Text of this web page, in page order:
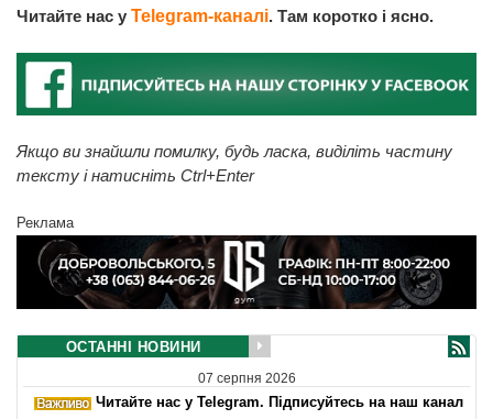
Читайте нас у Telegram-каналі. Там коротко і ясно.
Якщо ви знайшли помилку, будь ласка, виділіть частину
тексту і натисніть Ctrl+Enter
Реклама
ОСТАННІ НОВИНИ
07 серпня 2026
Читайте нас у Telegram. Підписуйтесь на наш канал